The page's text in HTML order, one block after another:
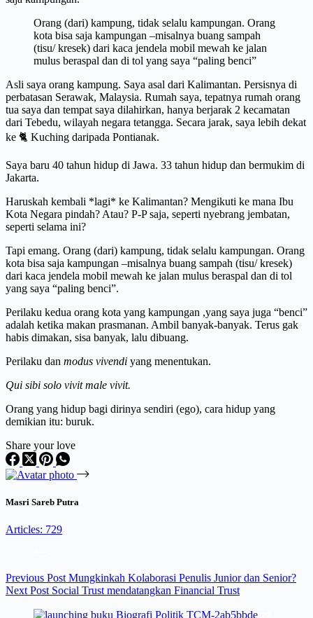
Orang (dari) kampung, tidak selalu kampungan. Orang
kota bisa saja kampungan –misalnya buang sampah
(tisu/ kresek) dari kaca jendela mobil mewah ke jalan
mulus beraspal dan di tol yang saya “paling benci”
Asli saya orang kampung. Saya asal dari Kalimantan. Persisnya di
perbatasan Serawak, Malaysia. Rumah saya, tepatnya rumah orang
tua saya dan tempat saya dilahirkan, hanya berjarak 2 kecamatan
dari Tebedu, wilayah negara tetangga. Secara jarak, saya lebih dekat
ke 🐈 Kuching daripada Pontianak.
Saya baru 40 tahun hidup di Jawa. 33 tahun hidup dan bermukim di
Jakarta.
Haruskah kembali *lagi* ke Kalimantan? Mengikuti ke mana Ibu
Kota Negara pindah? Atau? P-P saja, seperti nyebrang jembatan,
seperti selama ini?
Tapi emang. Orang (dari) kampung, tidak selalu kampungan. Orang
kota bisa saja kampungan –misalnya buang sampah (tisu/ kresek)
dari kaca jendela mobil mewah ke jalan mulus beraspal dan di tol
yang saya “paling benci”.
Perilaku kedua orang kota yang kampungan ,yang saya juga “benci”
adalah ketika makan prasmanan. Ambil banyak-banyak. Terus gak
habis dimakan, sisa banyak, lalu dibuang.
Perilaku dan modus vivendi yang menentukan.
Qui sibi solo vivit male vivit.
Orang yang hidup bagi dirinya sendiri (ego), cara hidup yang
demikian itu: buruk.
Share your love
Masri Sareb Putra
Articles: 729
Previous Post Mungkinkah Kolaborasi Penulis Junior dan Senior?
Next Post Social Trust mendatangkan Financial Trust